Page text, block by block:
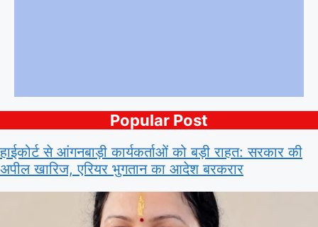
Popular Post
हाईकोर्ट से आंगनबाड़ी कार्यकर्ताओं को बड़ी राहत: सरकार की
अपील खारिज, एरियर भुगतान का आदेश बरकरार